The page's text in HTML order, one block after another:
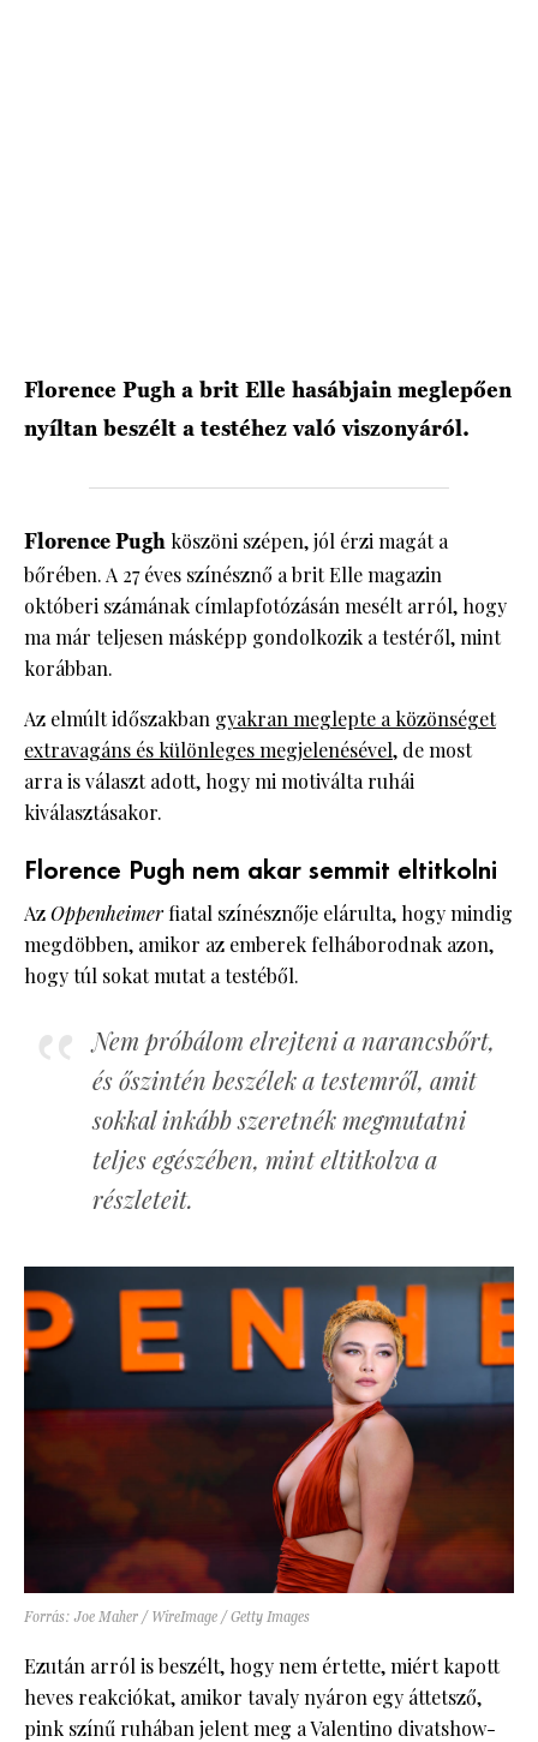
Florence Pugh a brit Elle hasábjain meglepően
nyíltan beszélt a testéhez való viszonyáról.
Florence Pugh köszöni szépen, jól érzi magát a
bőrében. A 27 éves színésznő a brit Elle magazin
októberi számának címlapfotózásán mesélt arról, hogy
ma már teljesen másképp gondolkozik a testéről, mint
korábban.
Az elmúlt időszakban gyakran meglepte a közönséget
extravagáns és különleges megjelenésével, de most
arra is választ adott, hogy mi motiválta ruhái
kiválasztásakor.
Florence Pugh nem akar semmit eltitkolni
AzOppenheimerfiatal színésznője elárulta, hogy mindig
megdöbben, amikor az emberek felháborodnak azon,
hogy túl sokat mutat a testéből.
Nem próbálom elrejteni a narancsbőrt,
és őszintén beszélek a testemről, amit
sokkal inkább szeretnék megmutatni
teljes egészében, mint eltitkolva a
részleteit.
Forrás: Joe Maher / WireImage / Getty Images
Ezután arról is beszélt, hogy nem értette, miért kapott
heves reakciókat, amikor tavaly nyáron egy áttetsző,
pink színű ruhában jelent meg a Valentino divatshow-